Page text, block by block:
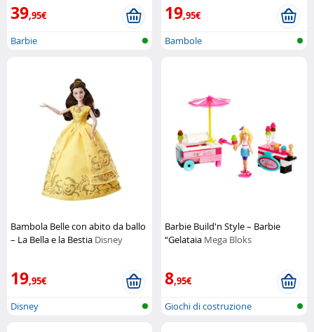
39,95€
Barbie
19,95€
Bambole
Bambola Belle con abito da ballo
– La Bella e la Bestia Disney
19,95€
Disney
Barbie Build'n Style – Barbie
“Gelataia Mega Bloks
8,95€
Giochi di costruzione